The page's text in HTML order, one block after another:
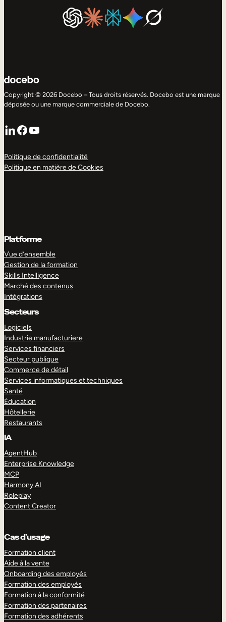
Copyright © 2026 Docebo – Tous droits réservés. Docebo est une marque
déposée ou une marque commerciale de Docebo.
LinkedIn
Facebook
YouTube
Politique de confidentialité
Politique en matière de Cookies
Platforme
Vue d’ensemble
Gestion de la formation
Skills Intelligence
Marché des contenus
Intégrations
Secteurs
Logiciels
Industrie manufacturiere
Services financiers
Secteur publique
Commerce de détail
Services informatiques et techniques
Santé
Éducation
Hôtellerie
Restaurants
IA
AgentHub
Enterprise Knowledge
MCP
Harmony AI
Roleplay
Content Creator
Cas d’usage
Formation client
Aide à la vente
Onboarding des employés
Formation des employés
Formation à la conformité
Formation des partenaires
Formation des adhérents